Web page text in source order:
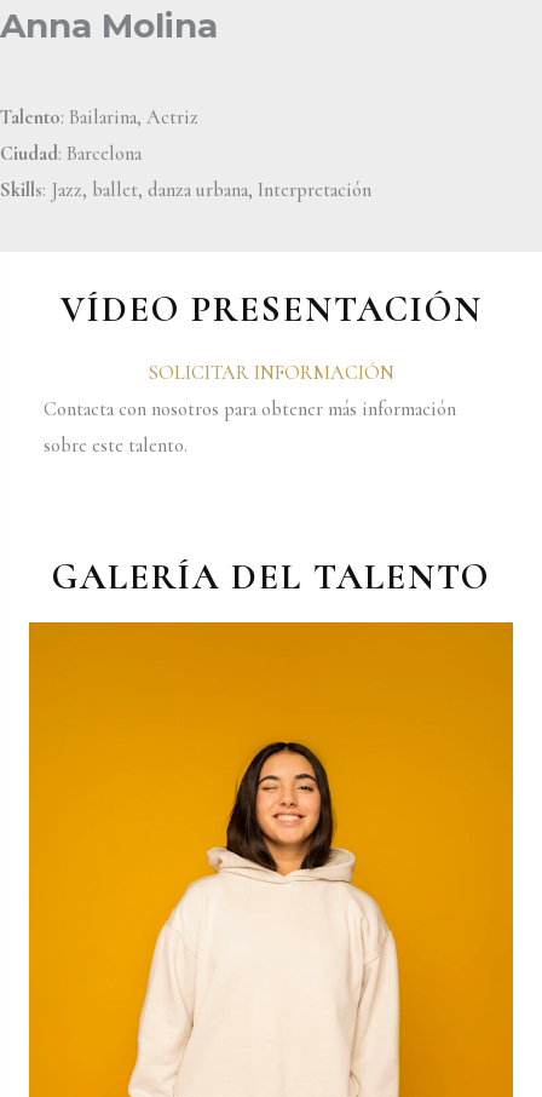
Anna Molina
Talento: Bailarina, Actriz
Ciudad: Barcelona
Skills: Jazz, ballet, danza urbana, Interpretación
VÍDEO PRESENTACIÓN
SOLICITAR INFORMACIÓN
Contacta con nosotros para obtener más información
sobre este talento.
GALERÍA DEL TALENTO